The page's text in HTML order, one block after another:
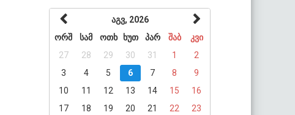
აგვ, 2026
ორშ
სამ ოთხ ხუთ პარ შაბ
კვი
27
28 29 30 31 1
2
3
4 5 6 7 8
9
10
11 12 13 14 15
16
17
18 19 20 21 22
23